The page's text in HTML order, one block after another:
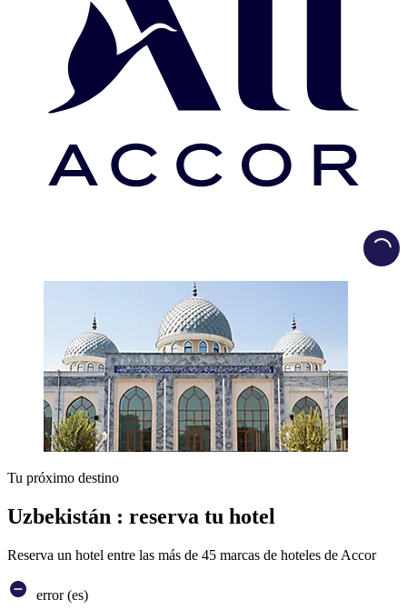
Tu próximo destino
Uzbekistán : reserva tu hotel
Reserva un hotel entre las más de 45 marcas de hoteles de Accor
error (es)